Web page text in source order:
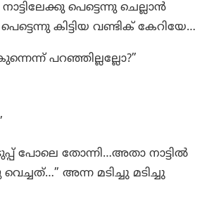
പെട്ടെന്നു ചെല്ലാൻ
കിട്ടിയ വണ്ടിക് കേറിയേ…
പറഞ്ഞില്ലല്ലോ?”
പോലെ തോന്നി…അതാ നാട്ടിൽ
അന്ന മടിച്ചു മടിച്ചു